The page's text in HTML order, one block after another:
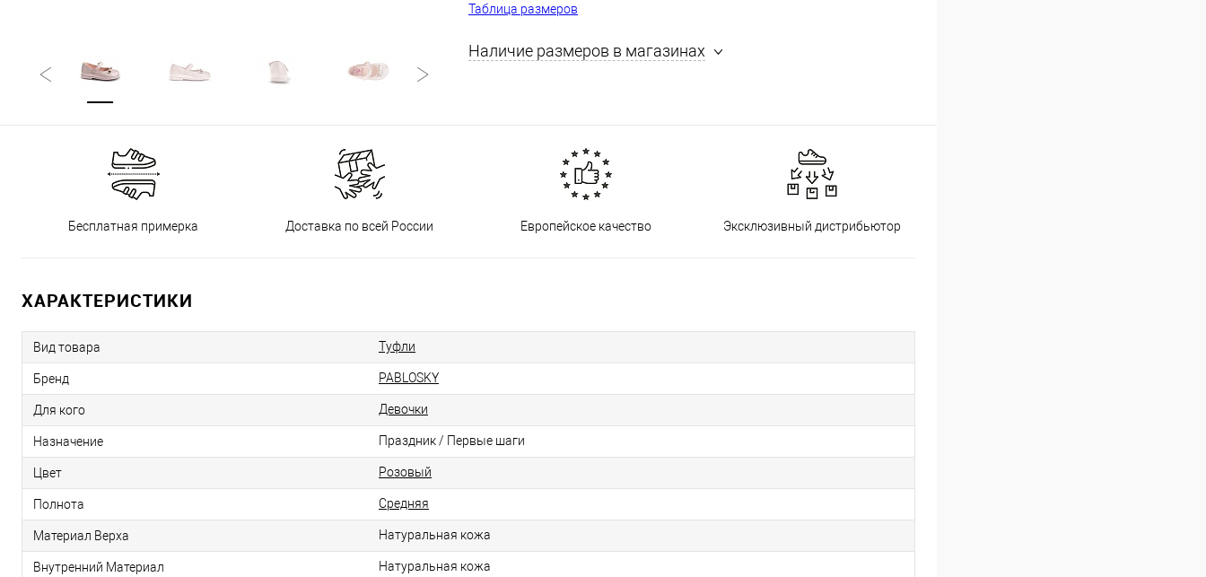
Таблица размеров
Наличие размеров в магазинах
Бесплатная примерка Доставка по всей России Европейское качество Эксклюзивный дистрибьютор
ХАРАКТЕРИСТИКИ
Вид товара Туфли
Бренд PABLOSKY
Для кого Девочки
Назначение Праздник / Первые шаги
Цвет Розовый
Полнота Средняя
Материал Верха Натуральная кожа
Внутренний Материал Натуральная кожа